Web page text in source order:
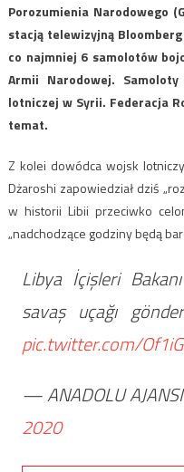
Porozumienia Narodowego
stacją telewizyjną
co najmniej 6 samolotów
Armii Narodowej.
lotniczej w Syrii. Federacja
temat.
Z kolei dowódca wojsk
Dżaroshi zapowiedział dziś
w historii Libii przeciwko
„nadchodzące godziny będą
Libya İçişleri
savaş uçağı
pic.twitter.com/
— ANADOLU
2020